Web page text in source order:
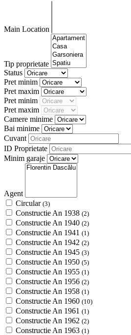
Main Location
Tip proprietate
Status
Pret minim
Pret maxim
Pret minim
Pret maxim
Camere minime
Bai minime
Cuvant
ID Proprietate
Minim garaje
Agent
Circular (3)
Constructie An 1938 (2)
Constructie An 1940 (2)
Constructie An 1941 (1)
Constructie An 1942 (2)
Constructie An 1945 (3)
Constructie An 1950 (5)
Constructie An 1955 (1)
Constructie An 1956 (2)
Constructie An 1958 (1)
Constructie An 1960 (10)
Constructie An 1961 (1)
Constructie An 1962 (2)
Constructie An 1963 (1)